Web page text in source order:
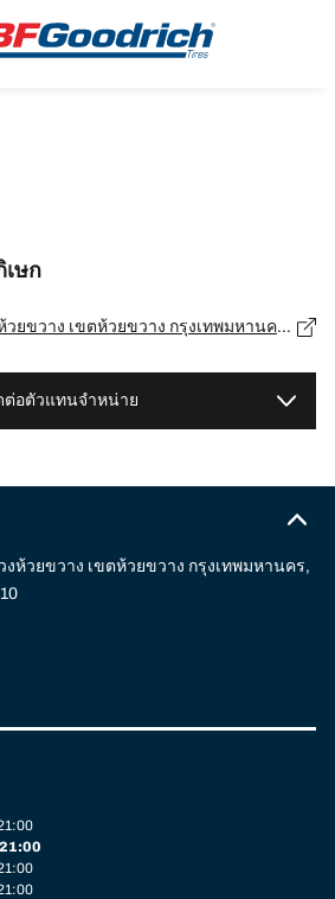
ษก
88/3 ถ.รัชดาภิเษก แขวงห้วยขวาง เขตห้วยขวาง กรุงเทพมหานคร, กรุงเทพมหานคร - 10310
ต่อตัวแทนจำหน่าย
ห้วยขวาง เขตห้วยขวาง กรุงเทพมหานคร,